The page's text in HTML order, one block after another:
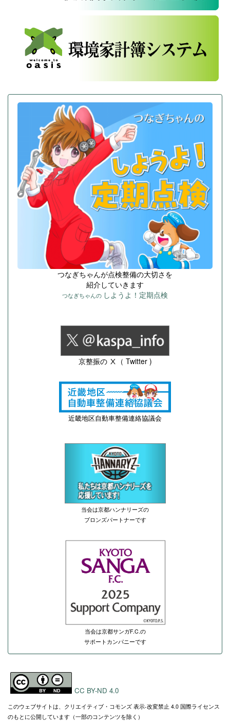
つなぎちゃんが点検整備の大切さを
紹介していきます
つなぎちゃんの しようよ！定期点検
京整振の Ⅹ（ Twitter )
近畿地区自動車整備連絡協議会
当会は京都ハンナリーズの
ブロンズパートナーです
当会は京都サンガF.C.の
サポートカンパニーです
CC BY-ND 4.0
このウェブサイトは、クリエイティブ・コモンズ 表示-改変禁止 4.0 国際ライセンス
のもとに公開しています（一部のコンテンツを除く）